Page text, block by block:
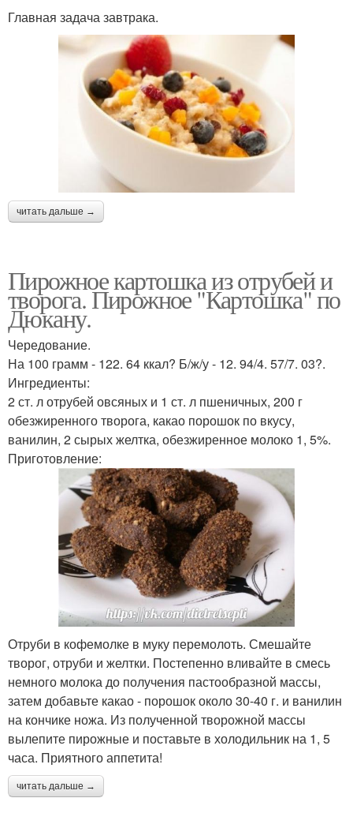
Главная задача завтрака.
читать дальше →
Пирожное картошка из отрубей и
творога. Пирожное "Картошка" по
Дюкану.
Чередование.
На 100 грамм - 122. 64 ккал? Б/ж/у - 12. 94/4. 57/7. 03?.
Ингредиенты:
2 ст. л отрубей овсяных и 1 ст. л пшеничных, 200 г
обезжиренного творога, какао порошок по вкусу,
ванилин, 2 сырых желтка, обезжиренное молоко 1, 5%.
Приготовление:
Отруби в кофемолке в муку перемолоть. Смешайте
творог, отруби и желтки. Постепенно вливайте в смесь
немного молока до получения пастообразной массы,
затем добавьте какао - порошок около 30-40 г. и ванилин
на кончике ножа. Из полученной творожной массы
вылепите пирожные и поставьте в холодильник на 1, 5
часа. Приятного аппетита!
читать дальше →